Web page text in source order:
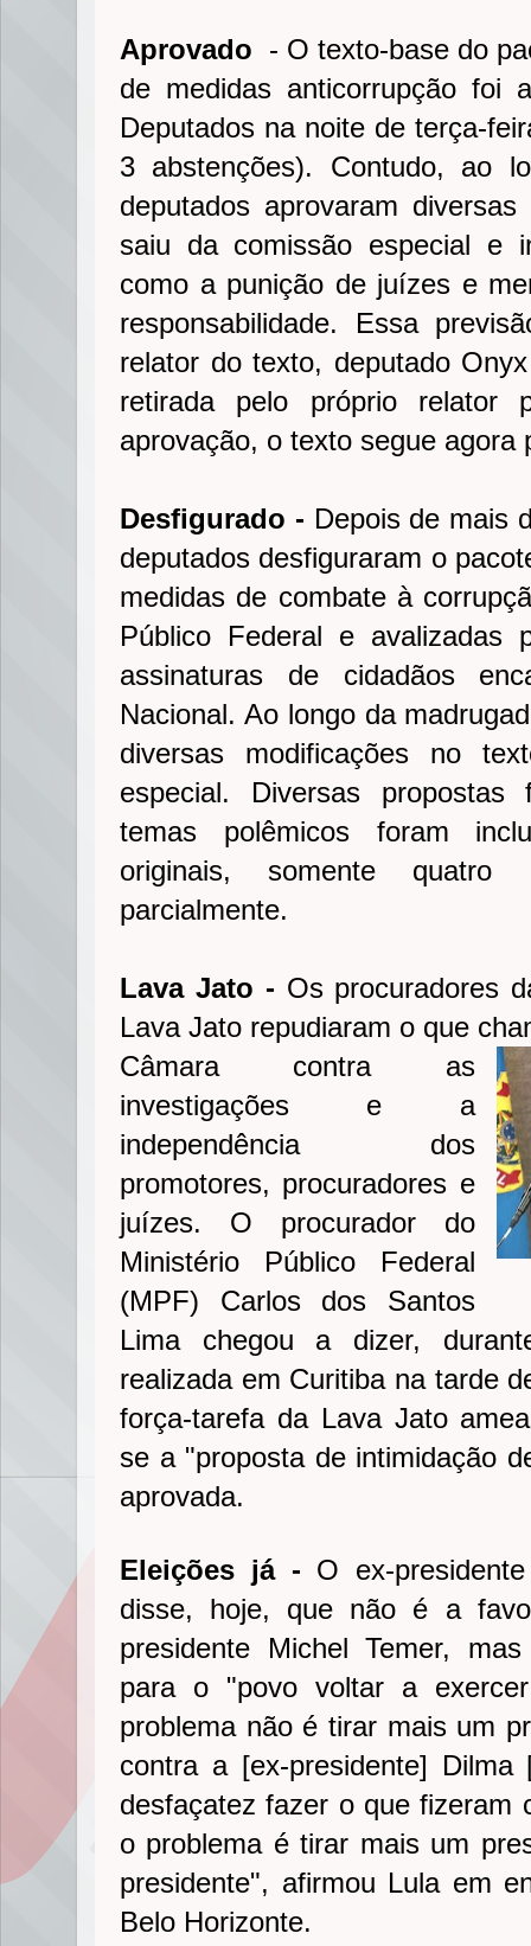
Aprovado - O texto-base do
de medidas anticorrupção foi
Deputados na noite de terça-
3 abstenções). Contudo, ao
deputados aprovaram
saiu da comissão especial e
como a punição de juízes e
responsabilidade. Essa
relator do texto, deputado
retirada pelo próprio relator
aprovação, o texto segue
Desfigurado - Depois de mais
deputados desfiguraram o
medidas de combate à
Público Federal e
assinaturas de cidadãos
Nacional. Ao longo da
diversas modificações no
especial. Diversas
temas polêmicos foram
originais, somente quatro
parcialmente.
Lava Jato - Os procuradores
Lava Jato repudiaram o que
Câmara contra as
investigações e a
independência dos
promotores, procuradores e
juízes. O procurador do
Ministério Público Federal
(MPF) Carlos dos Santos
Lima chegou a dizer,
realizada em Curitiba na tarde
força-tarefa da Lava Jato
se a "proposta de intimidação
aprovada.
Eleições já - O ex-
disse, hoje, que não é a
presidente Michel Temer,
para o "povo voltar a
problema não é tirar mais um
contra a [ex-presidente]
desfaçatez fazer o que fizeram
o problema é tirar mais um
presidente", afirmou Lula em
Belo Horizonte.